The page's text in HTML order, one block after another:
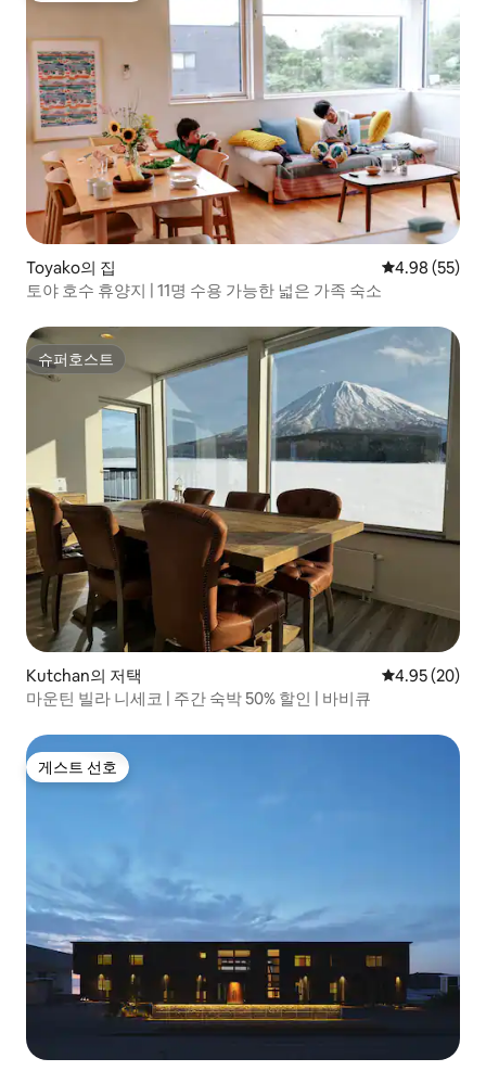
Toyako의 집 평점 4.98점(5
4.98 (55)
토야 호수 휴양지 | 11명 수용 가능한 넓은 가족 숙소
슈퍼호스트
슈퍼호스트
Kutchan의 저택 평점 4.95점(5
4.95 (20)
마운틴 빌라 니세코 | 주간 숙박 50% 할인 | 바비큐
게스트 선호
게스트 선호